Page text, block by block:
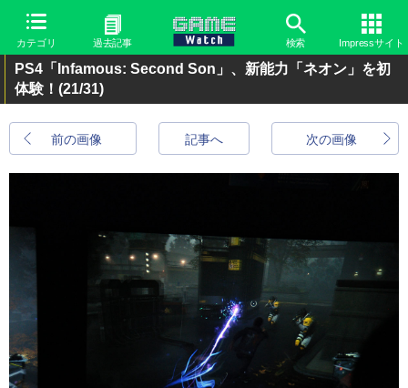
カテゴリ 過去記事 検索 Impressサイト
PS4「Infamous: Second Son」、新能力「ネオン」を初
体験！ (21/31)
前の画像 次の画像
記事へ